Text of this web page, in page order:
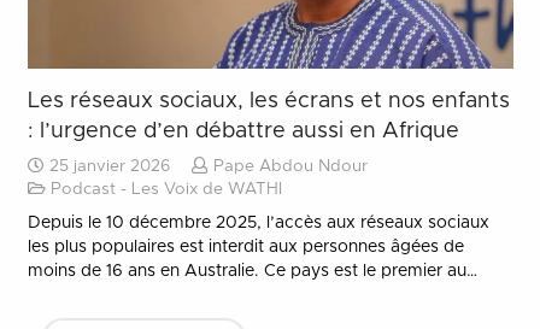
Les réseaux sociaux, les écrans et nos enfants
: l’urgence d’en débattre aussi en Afrique
25 janvier 2026
Pape Abdou Ndour
Podcast - Les Voix de WATHI
Depuis le 10 décembre 2025, l’accès aux réseaux sociaux
les plus populaires est interdit aux personnes âgées de
moins de 16 ans en Australie. Ce pays est le premier au…